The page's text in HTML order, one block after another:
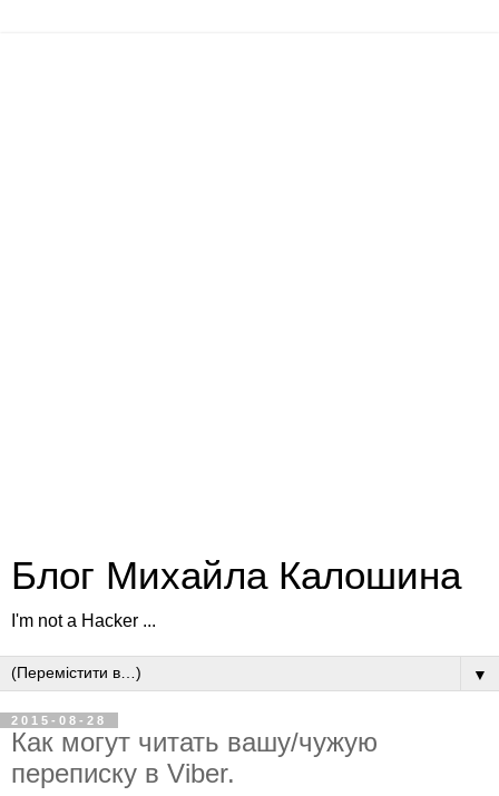
Блог Михайла Калошина
I'm not a Hacker ...
▼
2015-08-28
Как могут читать вашу/чужую
переписку в Viber.